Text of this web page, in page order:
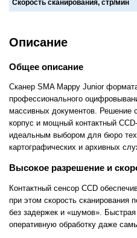
Скорость сканирования, стр/мин
Описание
Общее описание
Сканер SMA Mappy Junior
профессионального
массивных документов. Решение
корпус и мощный контактный
идеальным выбором для бюро
картографических и архивных
Высокое разрешение и
Контактный сенсор CCD
при этом скорость сканирования
без задержек и «шумов».
оперативную обработку даже